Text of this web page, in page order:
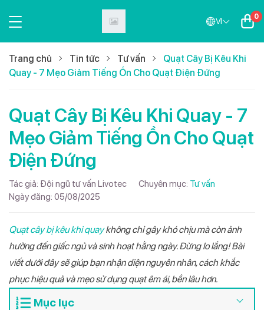
VI 0
Trang chủ Tin tức Tư vấn
Quạt Cây Bị Kêu Khi
Quay - 7 Mẹo Giảm Tiếng Ồn Cho Quạt Điện Đứng
Quạt Cây Bị Kêu Khi Quay - 7
Mẹo Giảm Tiếng Ồn Cho Quạt
Điện Đứng
Tác giả: Đội ngũ tư vấn Livotec Chuyên mục: Tư vấn
Ngày đăng: 05/08/2025
Quạt cây bị kêu khi quaykhông chỉ gây khó chịu mà còn ảnh
hưởng đến giấc ngủ và sinh hoạt hằng ngày. Đừng lo lắng! Bài
viết dưới đây sẽ giúp bạn nhận diện nguyên nhân, cách khắc
phục hiệu quả và mẹo sử dụng quạt êm ái, bền lâu hơn.
Mục lục